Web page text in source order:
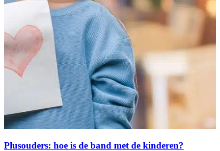
Plusouders: hoe is de band met de kinderen?